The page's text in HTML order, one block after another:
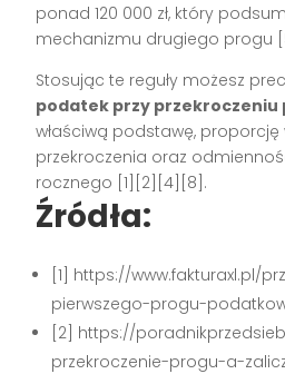
ponad 120 000 zł, który
mechanizmu drugiego progu
Stosując te reguły możesz
podatek przy przekroczeniu
właściwą podstawę,
przekroczenia oraz
rocznego [1][2][4][8].
Źródła:
[1] https://www.fakturaxl.pl/
pierwszego-progu-
[2] https://
przekroczenie-progu-a-